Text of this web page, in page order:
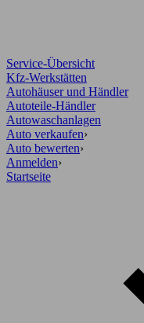
Service-Übersicht
Kfz-Werkstätten
Autohäuser und Händler
Autoteile-Händler
Autowaschanlagen
Auto verkaufen›
Auto bewerten›
Anmelden›
Startseite